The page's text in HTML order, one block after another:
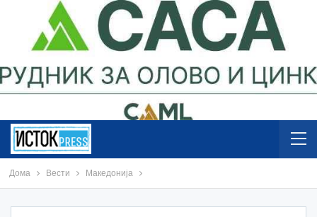
Дома Вести Македонија